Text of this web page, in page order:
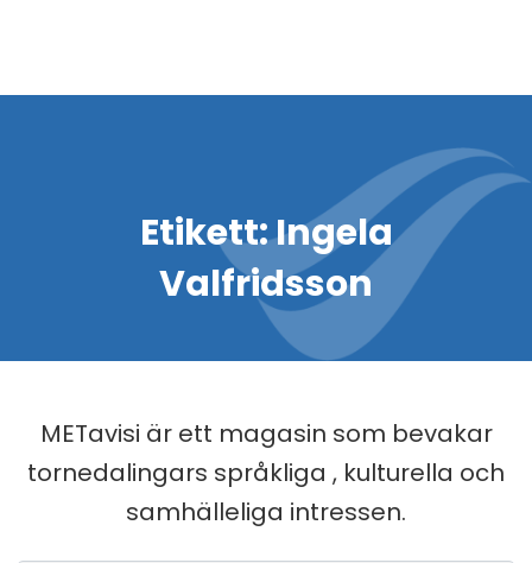
Etikett:Ingela
Valfridsson
METavisi är ett magasin som bevakar
tornedalingars språkliga , kulturella och
samhälleliga intressen.